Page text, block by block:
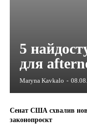
5
для
Maryna Kavkalo -
Сенат США схвалив
законопроєкт